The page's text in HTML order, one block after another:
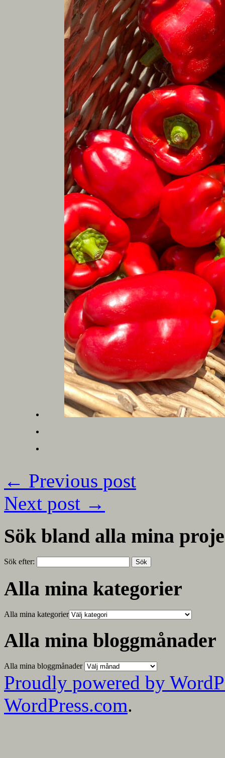
← Previous post
Next post →
Sök bland alla mina
Sök efter:
Alla mina kategorier
Alla mina kategorier
Alla mina bloggmånader
Alla mina bloggmånader
Proudly powered by
WordPress.com.